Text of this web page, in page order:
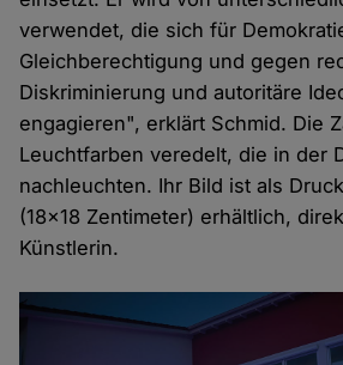
verwendet, die sich für
Gleichberechtigung und gegen
Diskriminierung und autoritäre
engagieren", erklärt Schmid. Die
Leuchtfarben veredelt, die in der
nachleuchten. Ihr Bild ist als
(18x18 Zentimeter) erhältlich,
Künstlerin.